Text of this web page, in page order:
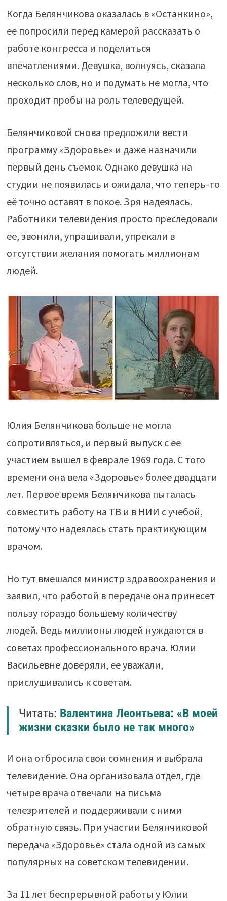
Когда Белянчикова оказалась в «Останкино»,
ее попросили перед камерой рассказать о
работе конгресса и поделиться
впечатлениями. Девушка, волнуясь, сказала
несколько слов, но и подумать не могла, что
проходит пробы на роль телеведущей.
Белянчиковой снова предложили вести
программу «Здоровье» и даже назначили
первый день съемок. Однако девушка на
студии не появилась и ожидала, что теперь-то
её точно оставят в покое. Зря надеялась.
Работники телевидения просто преследовали
ее, звонили, упрашивали, упрекали в
отсутствии желания помогать миллионам
людей.
Юлия Белянчикова больше не могла
сопротивляться, и первый выпуск с ее
участием вышел в феврале 1969 года. С того
времени она вела «Здоровье» более двадцати
лет. Первое время Белянчикова пыталась
совместить работу на ТВ и в НИИ с учебой,
потому что надеялась стать практикующим
врачом.
Но тут вмешался министр здравоохранения и
заявил, что работой в передаче она принесет
пользу гораздо большему количеству
людей. Ведь миллионы людей нуждаются в
советах профессионального врача. Юлии
Васильевне доверяли, ее уважали,
прислушивались к советам.
Читать: Валентина Леонтьева: «В моей
жизни сказки было не так много»
И она отбросила свои сомнения и выбрала
телевидение. Она организовала отдел, где
четыре врача отвечали на письма
телезрителей и поддерживали с ними
обратную связь. При участии Белянчиковой
передача «Здоровье» стала одной из самых
популярных на советском телевидении.
За 11 лет беспрерывной работы у Юлии